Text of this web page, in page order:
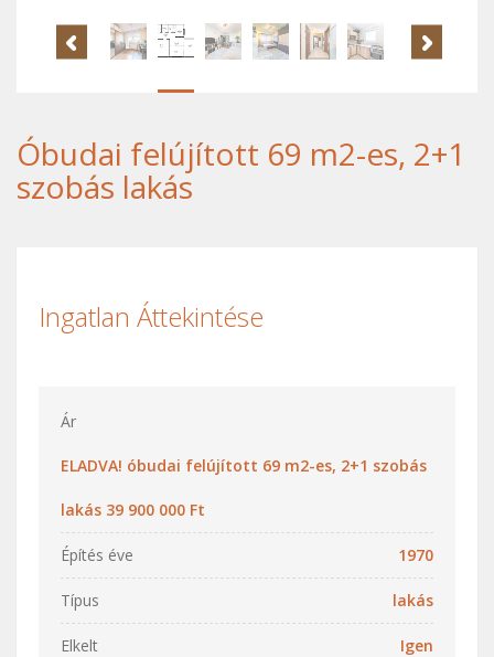
Óbudai felújított 69 m2-es, 2+1
szobás lakás
Ingatlan Áttekintése
Ár
ELADVA! óbudai felújított 69 m2-es, 2+1 szobás
lakás 39 900 000 Ft
Építés éve 1970
Típus lakás
Elkelt Igen